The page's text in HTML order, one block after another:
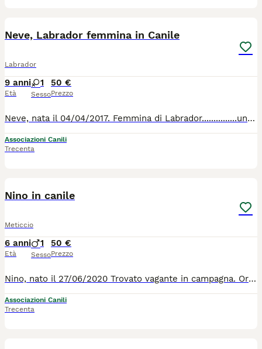
Neve, Labrador femmina in Canile
Labrador
9 anni
Età
1
Sesso
50 €
Prezzo
Neve, nata il 04/04/2017. Femmina di Labrador...............una vita in canile senza mai sentire l'erba sotto le zampe, correre sotto il sole e vedere il cielo e gli uccelli volare. Chi vuole regalare a questa bellissima e dolcissima bimba una bella casa per sempre ? Lei va d'accordo con tutti i suoi simili. Per tutte le info 0039/3714497821
Associazioni Canili
Trecenta
Nino in canile
Meticcio
6 anni
Età
1
Sesso
50 €
Prezzo
Nino, nato il 27/06/2020 Trovato vagante in campagna. Ora sta in canile fra le mura di cemento, il freddo pavimento e 1200 cani che abbaiano dalla mattina alla sera. Lui ne soffre. Troviamo qualcuno che li regala la tranquilità che lui sogna ? Nino è un bravo cane che se lo merita. Per tutte le info 0039/3714497821
Associazioni Canili
Trecenta